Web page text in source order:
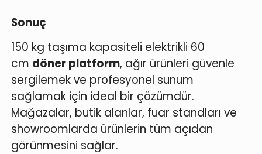
Sonuç
150 kg taşıma kapasiteli elektrikli 60
cm döner platform, ağır ürünleri güvenle
sergilemek ve profesyonel sunum
sağlamak için ideal bir çözümdür.
Mağazalar, butik alanlar, fuar standları ve
showroomlarda ürünlerin tüm açıdan
görünmesini sağlar.